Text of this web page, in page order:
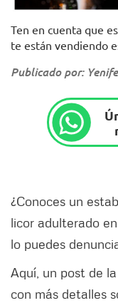
Ten en cuenta que
te están vendiendo
Publicado por:
¿Conoces un
licor adulterado
lo puedes
Aquí, un post de
con más detalles